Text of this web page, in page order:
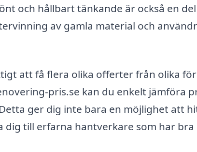
och hållbart tänkande är också en
av gamla material och
att få flera olika offerter från olika
pris.se kan du enkelt jämföra
ger dig inte bara en möjlighet att
till erfarna hantverkare som har bra